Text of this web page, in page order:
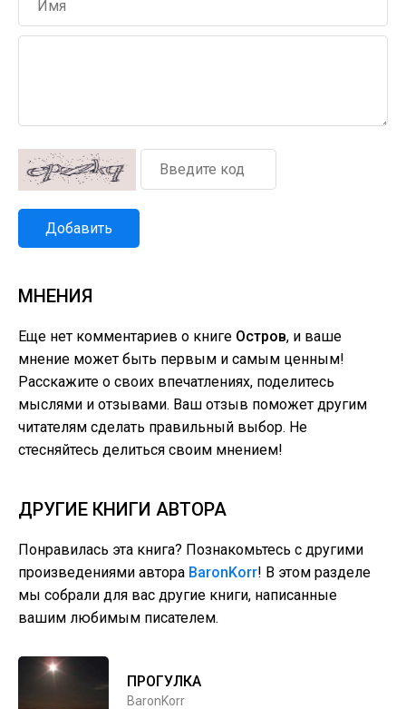
Добавить
МНЕНИЯ
Еще нет комментариев о книге Остров, и ваше
мнение может быть первым и самым ценным!
Расскажите о своих впечатлениях, поделитесь
мыслями и отзывами. Ваш отзыв поможет другим
читателям сделать правильный выбор. Не
стесняйтесь делиться своим мнением!
ДРУГИЕ КНИГИ АВТОРА
Понравилась эта книга? Познакомьтесь с другими
произведениями автора BaronKorr! В этом разделе
мы собрали для вас другие книги, написанные
вашим любимым писателем.
ПРОГУЛКА
BaronKorr